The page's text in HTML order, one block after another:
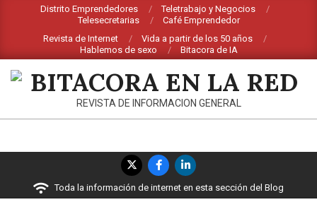
contenido
Distrito Emprendedores
Teletrabajo y Negocios
Telesecretarias
Café Emprendedor
Revista de Internet
Vida a partir de los 50 años
Hablemos de sexo
Bitacora de IA
BITACORA
LA
RED
REVISTA DE INFORMACION GENERAL
navegación
Toda la información de internet en esta sección del Blog